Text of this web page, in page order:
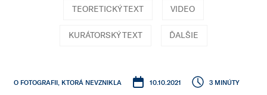
TEORETICKÝ TEXT VIDEO
KURÁTORSKÝ TEXT ĎALŠIE
O FOTOGRAFII, KTORÁ NEVZNIKLA 10.10.2021 3 MINÚTY